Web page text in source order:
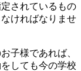
されているもの
ければなりませ
子様であれば、
しても今の学校